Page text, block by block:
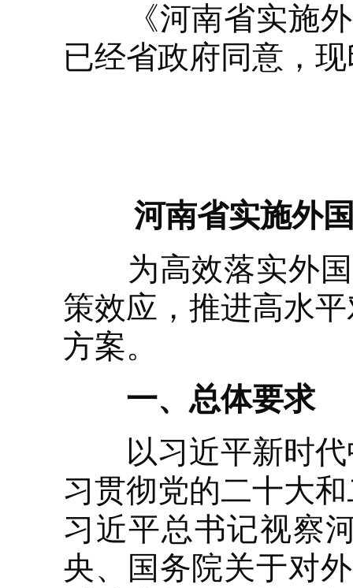
《河南省实施外
已经省政府同意，
河南省实施外
为高效落实外国
策效应，推进高水
方案。
一、总体要求
以习近平新时代
习贯彻党的二十大
习近平总书记视察
央、国务院关于对